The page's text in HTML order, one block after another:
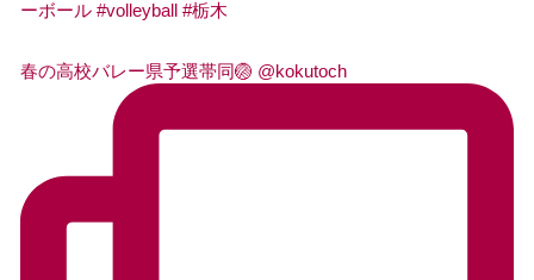
春の高校バレー県予選帯同🏐 @kokutoch